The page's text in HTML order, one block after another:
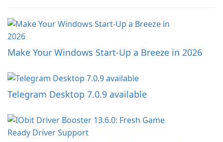
Make Your Windows Start-Up a Breeze in 2026
Telegram Desktop 7.0.9 available